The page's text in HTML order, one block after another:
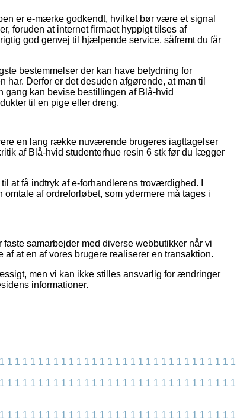
er e-mærke godkendt, hvilket bør være et signal
foruden at internet firmaet hyppigt tilses af
god genvej til hjælpende service, såfremt du får
bestemmelser der kan have betydning for
har. Derfor er det desuden afgørende, at man til
kan bevise bestillingen af Blå-hvid
til en pige eller dreng.
en lang række nuværende brugeres iagttagelser
af Blå-hvid studenterhue resin 6 stk før du lægger
at få indtryk af e-forhandlerens troværdighed. I
af ordreforløbet, som ydermere må tages i
samarbejder med diverse webbutikker når vi
at en af vores brugere realiserer en transaktion.
men vi kan ikke stilles ansvarlig for ændringer
informationer.
1 1 1 1 1 1 1 1 1 1 1 1 1 1 1 1 1 1 1 1 1 1 1 1 1 1 1 1 1 1 1
1 1 1 1 1 1 1 1 1 1 1 1 1 1 1 1 1 1 1 1 1 1 1 1 1 1 1 1 1 1 1
1 1 1 1 1 1 1 1 1 1 1 1 1 1 1 1 1 1 1 1 1 1 1 1 1 1 1 1 1 1 1